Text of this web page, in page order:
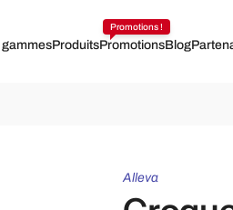
ProduitsPromotions
Promotions !
Blog
Alleva